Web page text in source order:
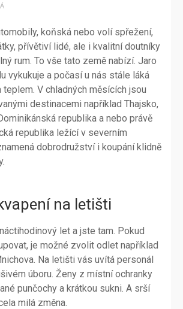
koňská nebo volí spřežení,
přívětiví lidé, ale i kvalitní doutníky
rum. To vše tato země nabízí. Jaro
vykukuje a počasí u nás stále láká
teplem. V chladných měsících jsou
destinacemi například Thajsko,
republika a nebo právě
republika ležící v severním
dobrodružství i koupání klidně
na letišti
let a jste tam. Pokud
je možné zvolit odlet například
Na letišti vás uvítá personál
úboru. Ženy z místní ochranky
punčochy a krátkou sukni. A srší
milá změna.